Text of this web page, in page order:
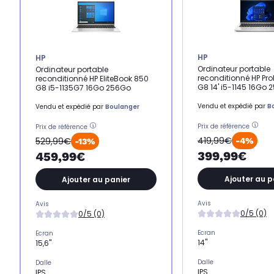
HP
Ordinateur portable
reconditionné HP EliteBook 850
G8 i5-1135G7 16Go 256Go
Vendu et expédié par Boulanger
Prix de référence
529,99€ -13%
459,99€
Ajouter au panier
Avis
0/5 (0)
Ecran
15,6"
Dalle
HP
Ordinateur portable
reconditionné HP
G8 14' i5-1145 16Go
Vendu et expédié par
Prix de référence
419,99€ -4%
399,99€
Ajouter au
Avis
0/5 (0)
Ecran
14"
Dalle
IPS